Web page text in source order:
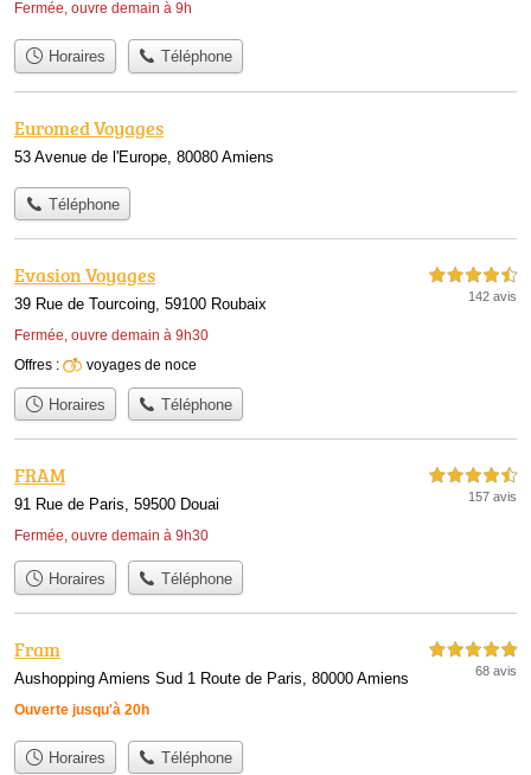
Fermée, ouvre demain à 9h
Horaires Téléphone
Euromed Voyages
53 Avenue de l'Europe, 80080 Amiens
Téléphone
Evasion Voyages
39 Rue de Tourcoing, 59100 Roubaix
Fermée, ouvre demain à 9h30
4,5 étoiles sur 5
142 avis
Offres : voyages de noce
Horaires Téléphone
FRAM
91 Rue de Paris, 59500 Douai
Fermée, ouvre demain à 9h30
4,5 étoiles sur 5
157 avis
Horaires Téléphone
Fram
Aushopping Amiens Sud 1 Route de Paris, 80000 Amiens
Ouverte jusqu'à 20h
5,0 étoiles sur 5
68 avis
Horaires Téléphone